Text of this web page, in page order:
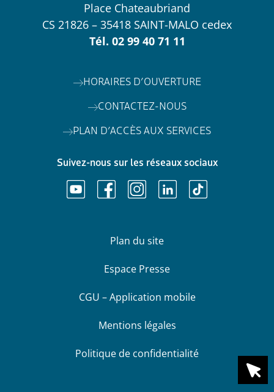
Place Chateaubriand
CS 21826 – 35418 SAINT-MALO cedex
Tél. 02 99 40 71 11
HORAIRES D’OUVERTURE
CONTACTEZ-NOUS
PLAN D’ACCÈS AUX SERVICES
Suivez-nous sur les réseaux sociaux
Plan du site
Espace Presse
CGU – Application mobile
Mentions légales
Politique de confidentialité